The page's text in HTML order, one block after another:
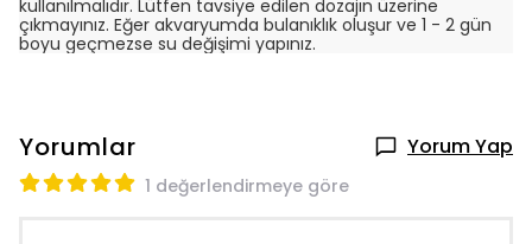
kullanılmalıdır. Lütfen tavsiye edilen dozajın üzerine
çıkmayınız. Eğer akvaryumda bulanıklık oluşur ve 1 - 2 gün
boyu geçmezse su değişimi yapınız.
Yorumlar Yorum Yap
1 değerlendirmeye göre